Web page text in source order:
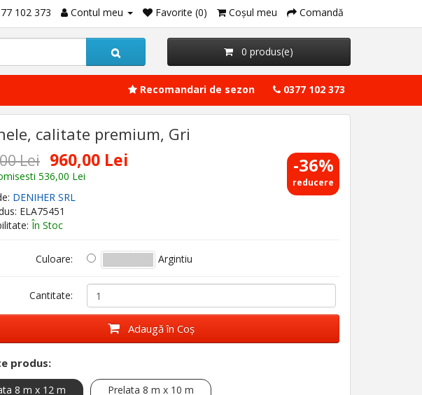
102 373 Contul meu Favorite (0) Coşul meu Comandă
0 produs(e)
Recomandari de sezon 0377 102 373
calitate premium, Gri
-36%
reducere
Lei 960,00 Lei
536,00 Lei
DENIHER SRL
ELA75451
În Stoc
Culoare: Argintiu
Cantitate:
Adaugă în Coş
produs:
8 m x 12 m
Prelata 8 m x 10 m